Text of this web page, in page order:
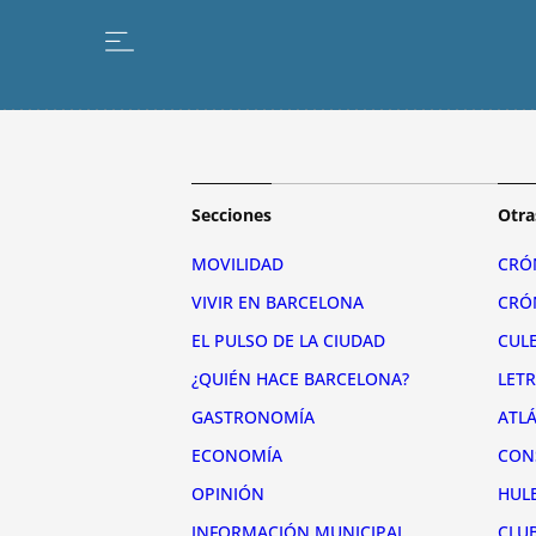
Secciones
MOVILIDAD
VIVIR EN BARCELONA
EL PULSO DE LA CIUDAD
¿QUIÉN HACE BARCELONA?
GASTRONOMÍA
ECONOMÍA
OPINIÓN